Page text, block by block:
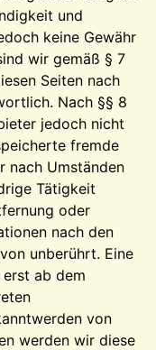
und
keine Gewähr
wir gemäß § 7
Seiten nach
Nach §§ 8
jedoch nicht
fremde
nach Umständen
Tätigkeit
oder
nach den
unberührt. Eine
ab dem
von
werden wir diese